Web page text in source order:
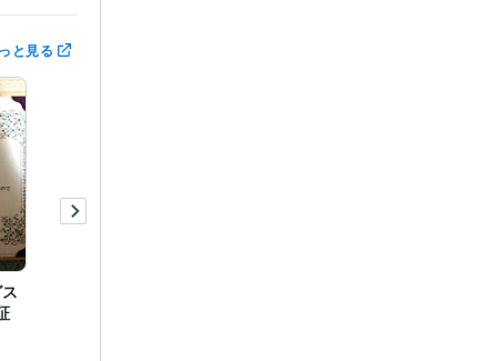
と見る